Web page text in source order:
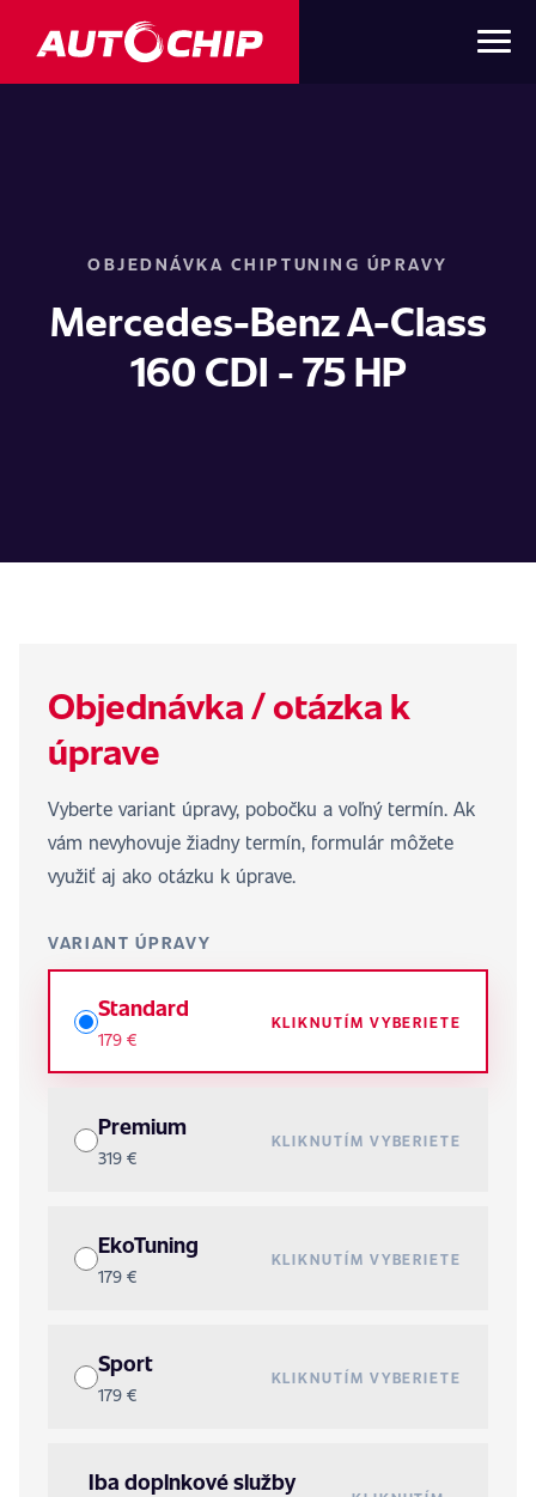
OBJEDNÁVKA CHIPTUNING ÚPRAVY
Mercedes-Benz A-Class
160 CDI - 75 HP
Objednávka / otázka k
úprave
Vyberte variant úpravy, pobočku a voľný termín. Ak
vám nevyhovuje žiadny termín, formulár môžete
využiť aj ako otázku k úprave.
VARIANT ÚPRAVY
Standard
179 €
KLIKNUTÍM VYBERIETE
Premium
319 €
KLIKNUTÍM VYBERIETE
EkoTuning
179 €
KLIKNUTÍM VYBERIETE
Sport
179 €
KLIKNUTÍM VYBERIETE
Iba doplnkové služby